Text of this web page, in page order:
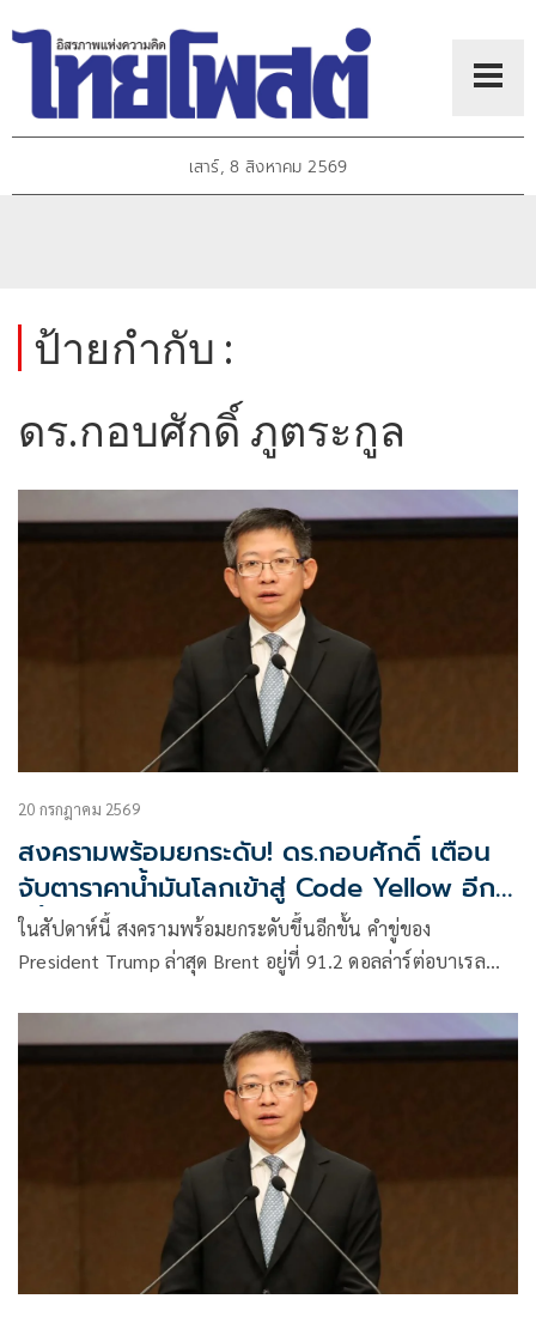
เสาร์, 8 สิงหาคม 2569
ป้ายกำกับ :
ดร.กอบศักดิ์ ภูตระกูล
20 กรกฎาคม 2569
สงครามพร้อมยกระดับ! ดร.กอบศักดิ์ เตือน
จับตาราคาน้ำมันโลกเข้าสู่ Code Yellow อีก
ครั้ง
ในสัปดาห์นี้ สงครามพร้อมยกระดับขึ้นอีกขั้น คำขู่ของ
President Trump ล่าสุด Brent อยู่ที่ 91.2 ดอลล่าร์ต่อบาเรล